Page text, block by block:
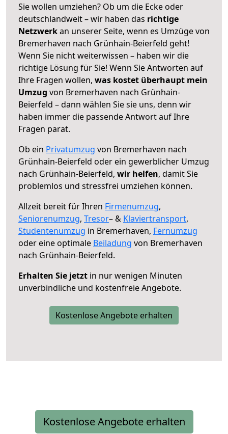
Sie wollen umziehen? Ob um die Ecke oder
deutschlandweit – wir haben das richtige
Netzwerkan unserer Seite, wenn es Umzüge von
Bremerhaven nach Grünhain-Beierfeld geht!
Wenn Sie nicht weiterwissen – haben wir die
richtige Lösung für Sie! Wenn Sie Antworten auf
Ihre Fragen wollen, was kostet überhaupt mein
Umzug von Bremerhaven nach Grünhain-
Beierfeld – dann wählen Sie sie uns, denn wir
haben immer die passende Antwort auf Ihre
Fragen parat.
Ob ein Privatumzug von Bremerhaven nach
Grünhain-Beierfeld oder ein gewerblicher Umzug
nach Grünhain-Beierfeld, wir helfen, damit Sie
problemlos und stressfrei umziehen können.
Allzeit bereit für Ihren Firmenumzug,
Seniorenumzug, Tresor– & Klaviertransport,
Studentenumzug in Bremerhaven, Fernumzug
oder eine optimale Beiladung von Bremerhaven
nach Grünhain-Beierfeld.
Erhalten Sie jetzt in nur wenigen Minuten
unverbindliche und kostenfreie Angebote.
Kostenlose Angebote erhalten
Kostenlose Angebote erhalten